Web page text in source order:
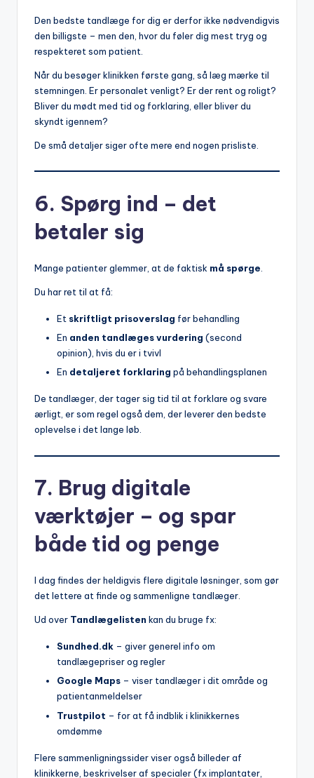
Den bedste tandlæge for dig er derfor ikke nødvendigvis
den billigste – men den, hvor du føler dig mest tryg og
respekteret som patient.
Når du besøger klinikken første gang, så læg mærke til
stemningen. Er personalet venligt? Er der rent og roligt?
Bliver du mødt med tid og forklaring, eller bliver du
skyndt igennem?
De små detaljer siger ofte mere end nogen prisliste.
6. Spørg ind – det
betaler sig
Mange patienter glemmer, at de faktisk må spørge
Du har ret til at få:
Et skriftligt prisoverslag før behandling
En anden tandlæges vurdering (second
opinion), hvis du er i tvivl
En detaljeret forklaring på behandlingsplanen
De tandlæger, der tager sig tid til at forklare og svare
ærligt, er som regel også dem, der leverer den bedste
oplevelse i det lange løb.
7. Brug digitale
værktøjer – og spar
både tid og penge
I dag findes der heldigvis flere digitale løsninger, som gør
det lettere at finde og sammenligne tandlæger.
Ud over Tandlægelisten kan du bruge fx:
Sundhed.dk – giver generel info om
tandlægepriser og regler
Google Maps – viser tandlæger i dit område og
patientanmeldelser
Trustpilot – for at få indblik i klinikkernes
omdømme
Flere sammenligningssider viser også billeder af
klinikkerne, beskrivelser af specialer (fx implantater,